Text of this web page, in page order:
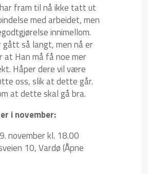
fram til nå ikke tatt ut
med arbeidet, men
innimellom.
så langt, men nå er
Han må få noe mer
Håper dere vil være
oss, slik at dette går.
at dette skal gå bra.
i november:
november kl. 18.00
10, Vardø (Åpne